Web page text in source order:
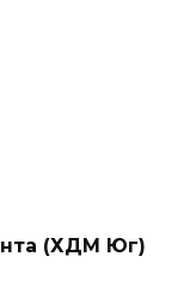
(ХДМ Юг)